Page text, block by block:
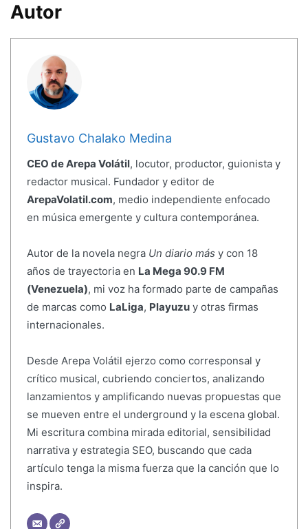
Autor
Gustavo Chalako Medina
CEO de Arepa Volátil, locutor, productor, guionista y
redactor musical. Fundador y editor de
ArepaVolatil.com, medio independiente enfocado
en música emergente y cultura contemporánea.
Autor de la novela negra Un diario más y con 18
años de trayectoria en La Mega 90.9 FM
(Venezuela), mi voz ha formado parte de campañas
de marcas como LaLiga, Playuzuy otras firmas
internacionales.
Desde Arepa Volátil ejerzo como corresponsal y
crítico musical, cubriendo conciertos, analizando
lanzamientos y amplificando nuevas propuestas que
se mueven entre el underground y la escena global.
Mi escritura combina mirada editorial, sensibilidad
narrativa y estrategia SEO, buscando que cada
artículo tenga la misma fuerza que la canción que lo
inspira.